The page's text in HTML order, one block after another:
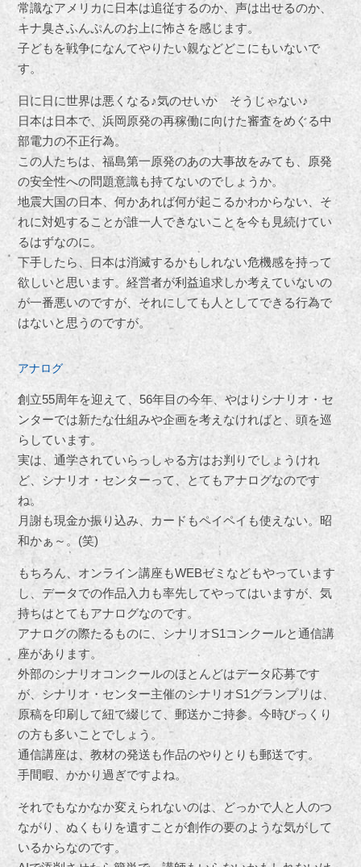
常識なアメリカに日本は追従するのか、声は出せるのか、
キナ臭さふんぷんのお上に怖さを感じます。
子どもを戦争になんてやりたい親などどこにもいないで
す。
日に日に世界は悪くなる♪気のせいか そうじゃない♪
日本は日本で、浜岡原発の再稼働に向けた審査をめぐる中
部電力の不正行為。
この人たちは、福島第一原発のあの大事故をみても、原発
の安全性への問題意識も持てないのでしょうか。
地震大国の日本、何かあれば何が起こるかわからない、そ
れに対処することが誰一人できないことを今も見続けてい
るはずなのに。
下手したら、日本は消滅するかもしれない危機感を持って
欲しいと思います。経営者が利益追求しか考えていないの
が一番悪いのですが、それにしても人としてできる行為で
はないと思うのですが。
アナログ
創立55周年を迎えて、56年目の今年、やはりシナリオ・セ
ンターでは新たな仕組みや企画を考えなければと、頭を巡
らしています。
実は、通学されていらっしゃる方はお判りでしょうけれ
ど、シナリオ・センターって、とてもアナログなのです
ね。
月謝も現金か振り込み、カードもペイペイも使えない。昭
和かぁ～。(笑)
もちろん、オンライン講座もWEBゼミなどもやっています
し、データでの作品入力も率先してやってはいますが、気
持ちはとてもアナログなのです。
アナログの際たるものに、シナリオS1コンクールと通信講
座があります。
外部のシナリオコンクールのほとんどはデータ応募です
が、シナリオ・センター主催のシナリオS1グランプリは、
原稿を印刷して紐で綴じて、郵送かご持参。今時びっくり
の方も多いことでしょう。
通信講座は、教材の発送も作品のやりとりも郵送です。
手間暇、かかり過ぎですよね。
それでもなかなか変えられないのは、どっかで人と人のつ
ながり、ぬくもりを遺すことが創作の要のような気がして
いるからなのです。